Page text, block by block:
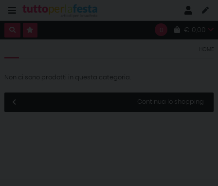
0 € 0,00
HOME
Non ci sono prodotti in questa categoria.
Continua lo shopping